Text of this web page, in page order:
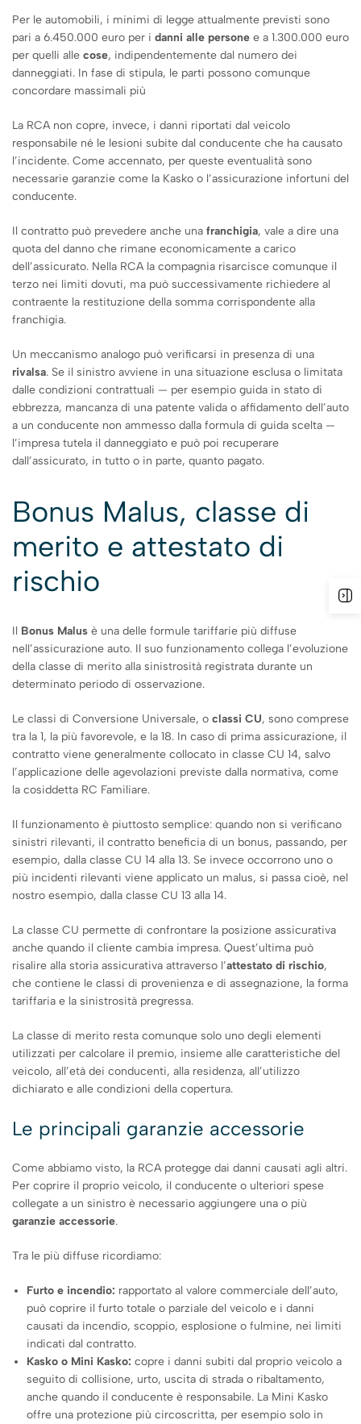
Per le automobili, i minimi di legge attualmente previsti sono
pari a 6.450.000 euro per i danni alle persone e a 1.300.000 euro
per quelli alle cose, indipendentemente dal numero dei
danneggiati. In fase di stipula, le parti possono comunque
concordare massimali più
La RCA non copre, invece, i danni riportati dal veicolo
responsabile né le lesioni subite dal conducente che ha causato
l’incidente. Come accennato, per queste eventualità sono
necessarie garanzie come la Kasko o l’assicurazione infortuni del
conducente.
Il contratto può prevedere anche una franchigia, vale a dire una
quota del danno che rimane economicamente a carico
dell’assicurato. Nella RCA la compagnia risarcisce comunque il
terzo nei limiti dovuti, ma può successivamente richiedere al
contraente la restituzione della somma corrispondente alla
franchigia.
Un meccanismo analogo può verificarsi in presenza di una
rivalsa. Se il sinistro avviene in una situazione esclusa o limitata
dalle condizioni contrattuali — per esempio guida in stato di
ebbrezza, mancanza di una patente valida o affidamento dell’auto
a un conducente non ammesso dalla formula di guida scelta —
l’impresa tutela il danneggiato e può poi recuperare
dall’assicurato, in tutto o in parte, quanto pagato.
Bonus Malus, classe di
merito e attestato di
rischio
Il Bonus Malus è una delle formule tariffarie più diffuse
nell’assicurazione auto. Il suo funzionamento collega l’evoluzione
della classe di merito alla sinistrosità registrata durante un
determinato periodo di osservazione.
Le classi di Conversione Universale, o classi CU, sono comprese
tra la 1, la più favorevole, e la 18. In caso di prima assicurazione, il
contratto viene generalmente collocato in classe CU 14, salvo
l’applicazione delle agevolazioni previste dalla normativa, come
la cosiddetta RC Familiare.
Il funzionamento è piuttosto semplice: quando non si verificano
sinistri rilevanti, il contratto beneficia di un bonus, passando, per
esempio, dalla classe CU 14 alla 13. Se invece occorrono uno o
più incidenti rilevanti viene applicato un malus, si passa cioè, nel
nostro esempio, dalla classe CU 13 alla 14.
La classe CU permette di confrontare la posizione assicurativa
anche quando il cliente cambia impresa. Quest’ultima può
risalire alla storia assicurativa attraverso l’attestato di rischio,
che contiene le classi di provenienza e di assegnazione, la forma
tariffaria e la sinistrosità pregressa.
La classe di merito resta comunque solo uno degli elementi
utilizzati per calcolare il premio, insieme alle caratteristiche del
veicolo, all’età dei conducenti, alla residenza, all’utilizzo
dichiarato e alle condizioni della copertura.
Le principali garanzie accessorie
Come abbiamo visto, la RCA protegge dai danni causati agli altri.
Per coprire il proprio veicolo, il conducente o ulteriori spese
collegate a un sinistro è necessario aggiungere una o più
garanzie accessorie.
Tra le più diffuse ricordiamo:
Furto e incendio: rapportato al valore commerciale dell’auto,
può coprire il furto totale o parziale del veicolo e i danni
causati da incendio, scoppio, esplosione o fulmine, nei limiti
indicati dal contratto.
Kasko o Mini Kasko: copre i danni subiti dal proprio veicolo a
seguito di collisione, urto, uscita di strada o ribaltamento,
anche quando il conducente è responsabile. La Mini Kasko
offre una protezione più circoscritta, per esempio solo in